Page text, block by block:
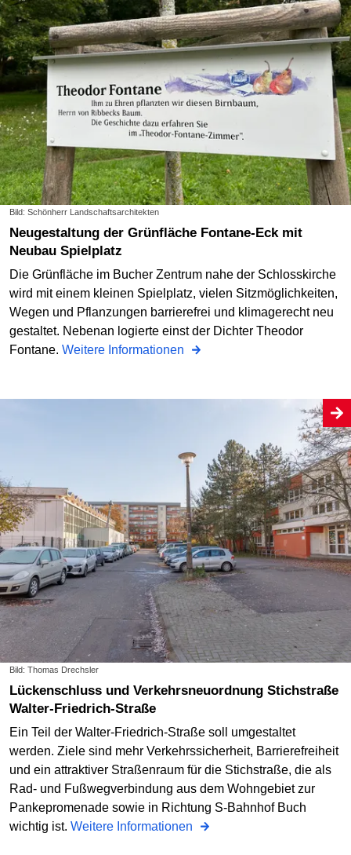
Bild: Schönherr Landschaftsarchitekten
Neugestaltung der Grünfläche Fontane-Eck mit
Neubau Spielplatz
Die Grünfläche im Bucher Zentrum nahe der Schlosskirche
wird mit einem kleinen Spielplatz, vielen Sitzmöglichkeiten,
Wegen und Pflanzungen barrierefrei und klimagerecht neu
gestaltet. Nebenan logierte einst der Dichter Theodor
Fontane. Weitere Informationen
Bild: Thomas Drechsler
Lückenschluss und Verkehrsneuordnung Stichstraße
Walter-Friedrich-Straße
Ein Teil der Walter-Friedrich-Straße soll umgestaltet
werden. Ziele sind mehr Verkehrssicherheit, Barrierefreiheit
und ein attraktiver Straßenraum für die Stichstraße, die als
Rad- und Fußwegverbindung aus dem Wohngebiet zur
Pankepromenade sowie in Richtung S-Bahnhof Buch
wichtig ist. Weitere Informationen